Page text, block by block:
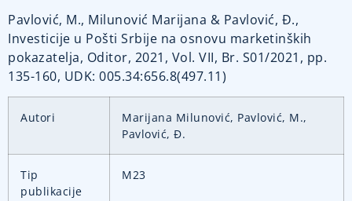
Pavlović, M., Milunović Marijana & Pavlović, Đ.,
Investicije u Pošti Srbije na osnovu marketinških
pokazatelja, Oditor, 2021, Vol. VII, Br. S01/2021, pp.
135-160, UDK: 005.34:656.8(497.11)
Autori
Marijana Milunović, Pavlović, M.,
Pavlović, Đ.
Tip
publikacije
M23